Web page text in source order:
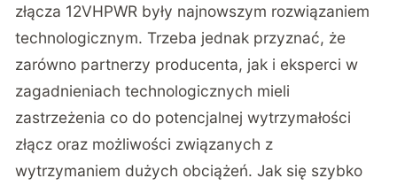
złącza 12VHPWR były najnowszym rozwiązaniem
technologicznym. Trzeba jednak przyznać, że
zarówno partnerzy producenta, jak i eksperci w
zagadnieniach technologicznych mieli
zastrzeżenia co do potencjalnej wytrzymałości
złącz oraz możliwości związanych z
wytrzymaniem dużych obciążeń. Jak się szybko